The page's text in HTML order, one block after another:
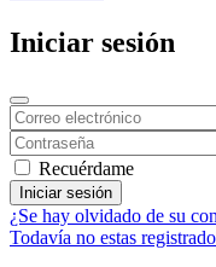
Iniciar sesión
Recuérdame
Iniciar sesión
¿Se hay olvidado de su
Todavía no estas